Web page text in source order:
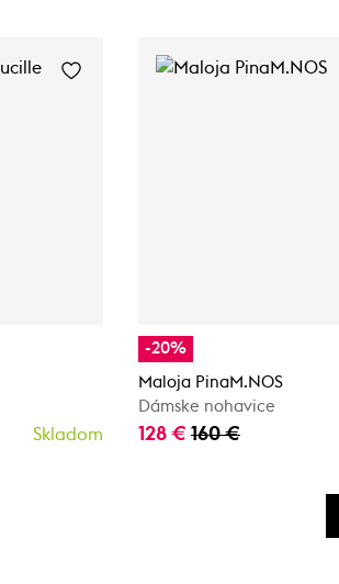
Skladom
-20%
Maloja PinaM.NOS
Dámske nohavice
128 € 160 €